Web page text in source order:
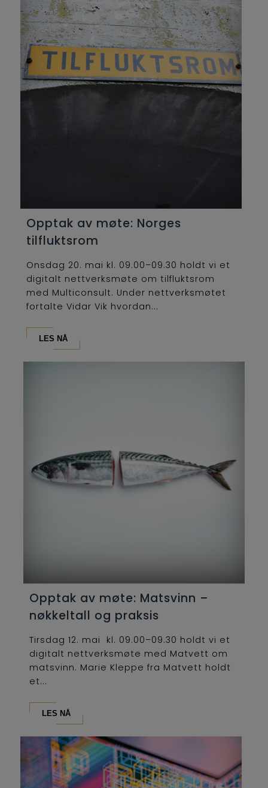
Opptak av møte: Norges
tilfluktsrom
Onsdag 20. mai kl. 09.00–09.30 holdt vi et
digitalt nettverksmøte om tilfluktsrom
med Multiconsult. Under nettverksmøtet
fortalte Vidar Vik hvordan...
LES NÅ
Opptak av møte: Matsvinn –
nøkkeltall og praksis
Tirsdag 12. mai kl. 09.00–09.30 holdt vi et
digitalt nettverksmøte med Matvett om
matsvinn. Marie Kleppe fra Matvett holdt
et...
LES NÅ